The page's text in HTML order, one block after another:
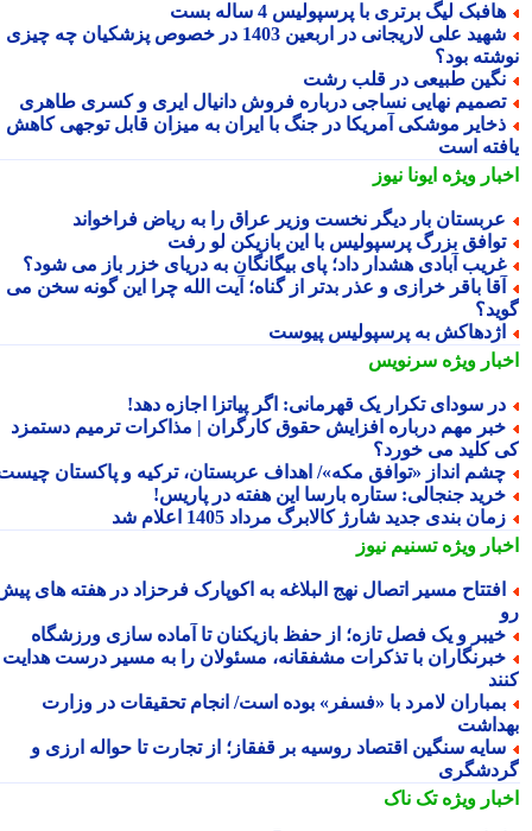
لیگ برتری با پرسپولیس 4 ساله بست
شهید علی لاریجانی در اربعین 1403 در خصوص پزشکیان چه چیزی
بود؟
طبیعی در قلب رشت
نهایی نساجی درباره فروش دانیال ایری و کسری طاهری
موشکی آمریکا در جنگ با ایران به میزان قابل توجهی کاهش
است
ویژهایونا نیوز
بار دیگر نخست وزیر عراق را به ریاض فراخواند
بزرگ پرسپولیس با این بازیکن لو رفت
آبادی هشدار داد؛ پای بیگانگان به دریای خزر باز می شود؟
باقر خرازی و عذر بدتر از گناه؛ آیت الله چرا این گونه سخن می
به پرسپولیس پیوست
ویژهسرنویس
سودای تکرار یک قهرمانی: اگر پیاتزا اجازه دهد!
مهم درباره افزایش حقوق کارگران | مذاکرات ترمیم دستمزد
کلید می خورد؟
انداز «توافق مکه»/ اهداف عربستان، ترکیه و پاکستان چیست؟
جنجالی: ستاره بارسا این هفته در پاریس!
بندی جدید شارژ کالابرگ مرداد 1405 اعلام شد
ویژهتسنیم نیوز
مسیر اتصال نهج البلاغه به اکوپارک فرحزاد در هفته های پیش
و یک فصل تازه؛ از حفظ بازیکنان تا آماده سازی ورزشگاه
با تذکرات مشفقانه، مسئولان را به مسیر درست هدایت
لامرد با «فسفر» بوده است/ انجام تحقیقات در وزارت
سنگین اقتصاد روسیه بر قفقاز؛ از تجارت تا حواله ارزی و
ویژهتک ناک